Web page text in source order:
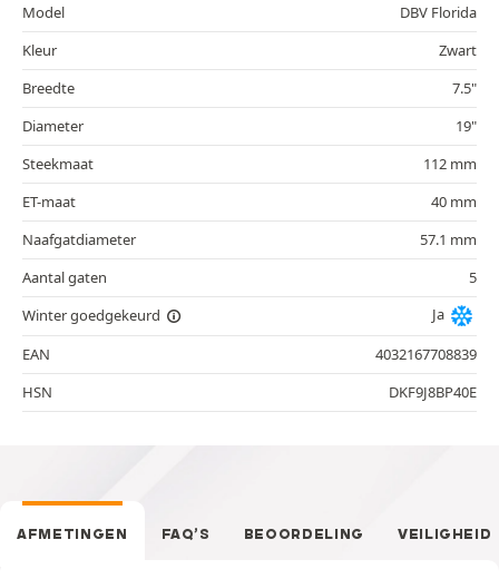
Model
DBV Florida
Kleur
Zwart
Breedte
7.5"
Diameter
19"
Steekmaat
112 mm
ET-maat
40 mm
Naafgatdiameter
57.1 mm
Aantal gaten
5
Winter goedgekeurd
Ja
EAN
4032167708839
HSN
DKF9J8BP40E
AFMETINGEN FAQ’S BEOORDELING VEILIGHEID